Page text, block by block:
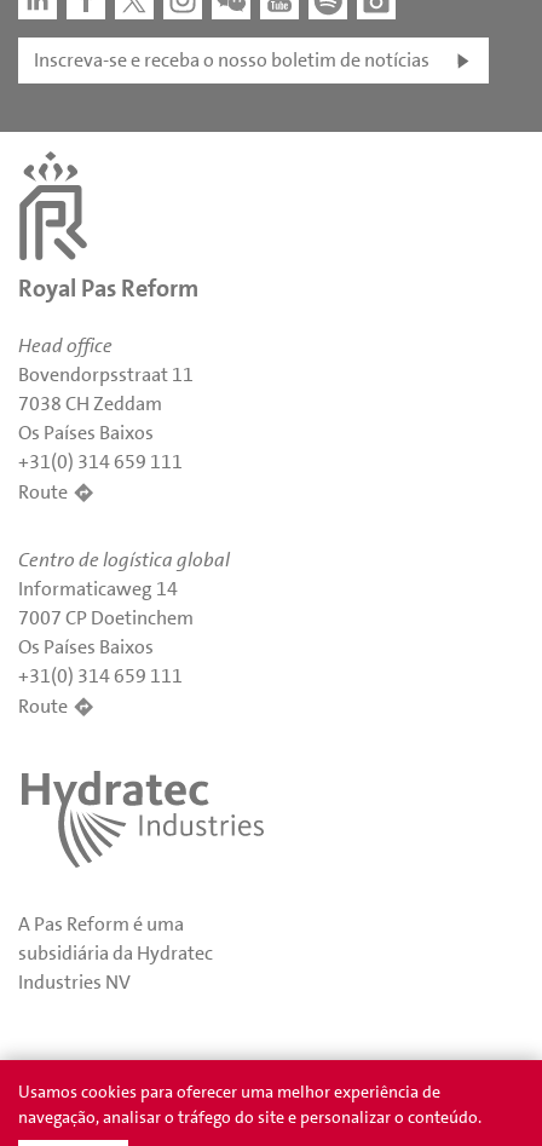
Inscreva-se e receba o nosso boletim de notícias
Royal Pas Reform
Head office
Bovendorpsstraat 11
7038 CH Zeddam
Os Países Baixos
+31(0) 314 659 111
Route
Centro de logística global
Informaticaweg 14
7007 CP Doetinchem
Os Países Baixos
+31(0) 314 659 111
Route
A Pas Reform é uma
subsidiária da Hydratec
Industries NV
Privacidade Prêmios
Usamos cookies para oferecer uma melhor experiência de
navegação, analisar o tráfego do site e personalizar o conteúdo.